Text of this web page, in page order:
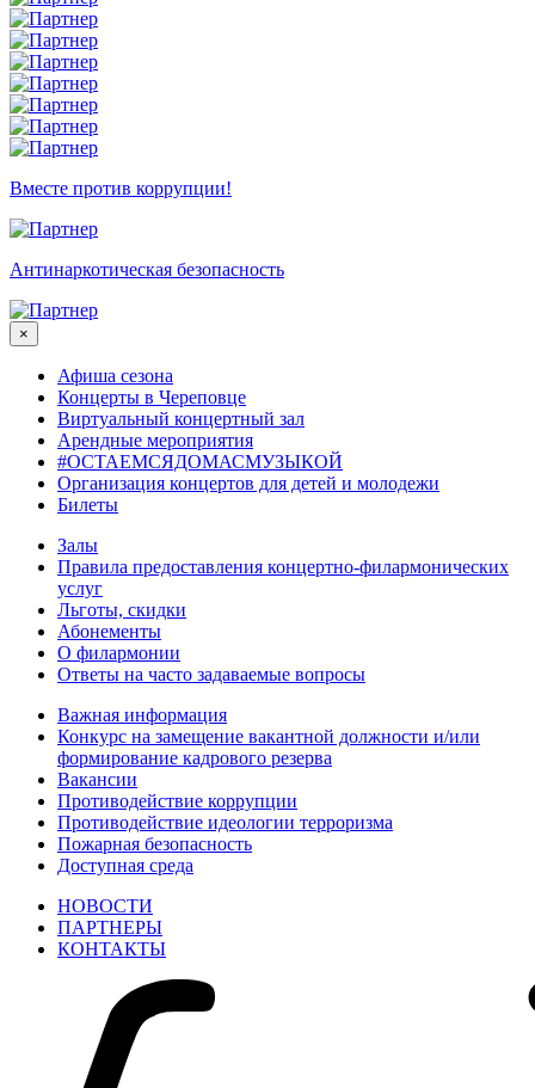
Вместе против коррупции!
Антинаркотическая безопасность
×
Афиша сезона
Концерты в Череповце
Виртуальный концертный зал
Арендные мероприятия
#ОСТАЕМСЯДОМАСМУЗЫКОЙ
Организация концертов для детей и молодежи
Билеты
Залы
Правила предоставления концертно-филармонических
услуг
Льготы, скидки
Абонементы
О филармонии
Ответы на часто задаваемые вопросы
Важная информация
Конкурс на замещение вакантной должности и/или
формирование кадрового резерва
Вакансии
Противодействие коррупции
Противодействие идеологии терроризма
Пожарная безопасность
Доступная среда
НОВОСТИ
ПАРТНЕРЫ
КОНТАКТЫ